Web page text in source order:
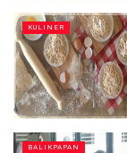
KULINER
BALIKPAPAN